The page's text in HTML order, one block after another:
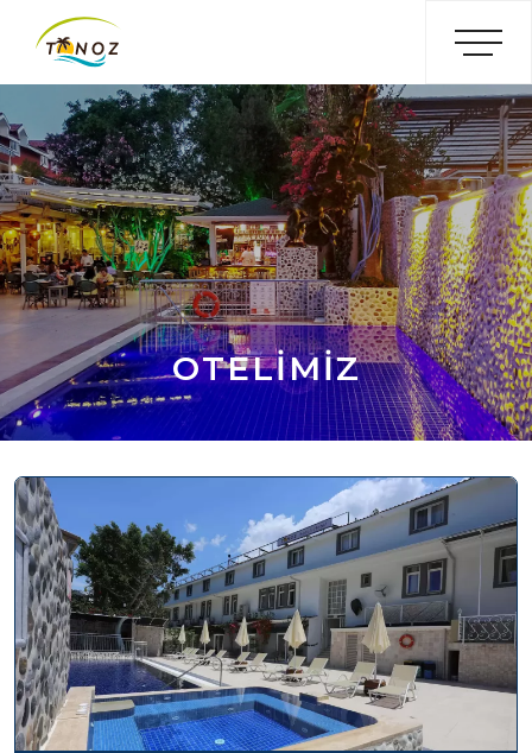
OTELIMIZ